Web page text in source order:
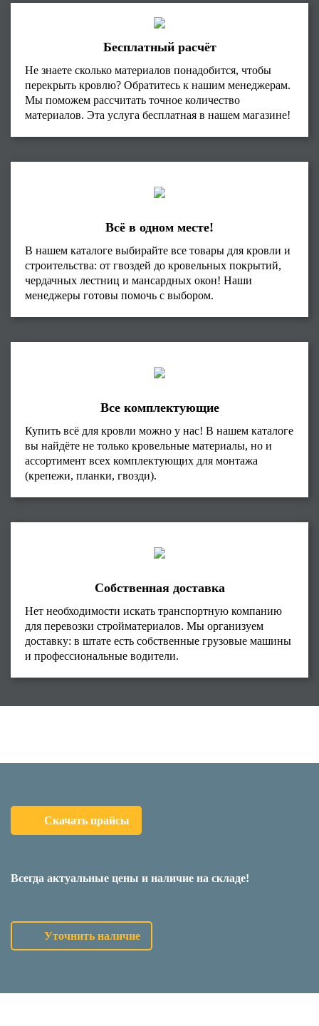
Бесплатный расчёт
Не знаете сколько материалов понадобится, чтобы
перекрыть кровлю? Обратитесь к нашим менеджерам.
Мы поможем рассчитать точное количество
материалов. Эта услуга бесплатная в нашем магазине!
Всё в одном месте!
В нашем каталоге выбирайте все товары для кровли и
строительства: от гвоздей до кровельных покрытий,
чердачных лестниц и мансардных окон! Наши
менеджеры готовы помочь с выбором.
Все комплектующие
Купить всё для кровли можно у нас! В нашем каталоге
вы найдёте не только кровельные материалы, но и
ассортимент всех комплектующих для монтажа
(крепежи, планки, гвозди).
Собственная доставка
Нет необходимости искать транспортную компанию
для перевозки стройматериалов. Мы организуем
доставку: в штате есть собственные грузовые машины
и профессиональные водители.
Скачать прайсы
Всегда актуальные цены и наличие на складе!
Уточнить наличие